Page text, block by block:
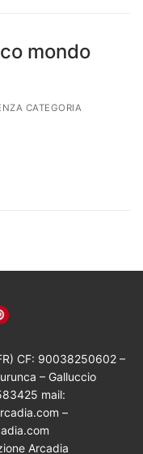
mondo
CATEGORIA
CF: 90038250602 –
– Galluccio
mail:
–
Arcadia